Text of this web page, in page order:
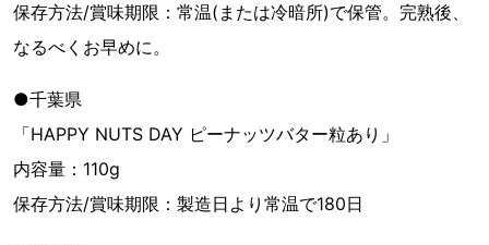
保存方法/賞味期限：常温(または冷暗所)で保管。完熟後、
なるべくお早めに。
●千葉県
「HAPPY NUTS DAY ピーナッツバター粒あり」
内容量：110g
保存方法/賞味期限：製造日より常温で180日